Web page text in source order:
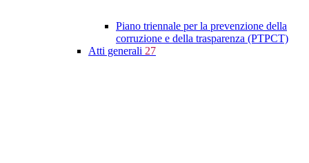
Piano triennale per la prevenzione della
corruzione e della trasparenza (PTPCT)
Atti generali 27